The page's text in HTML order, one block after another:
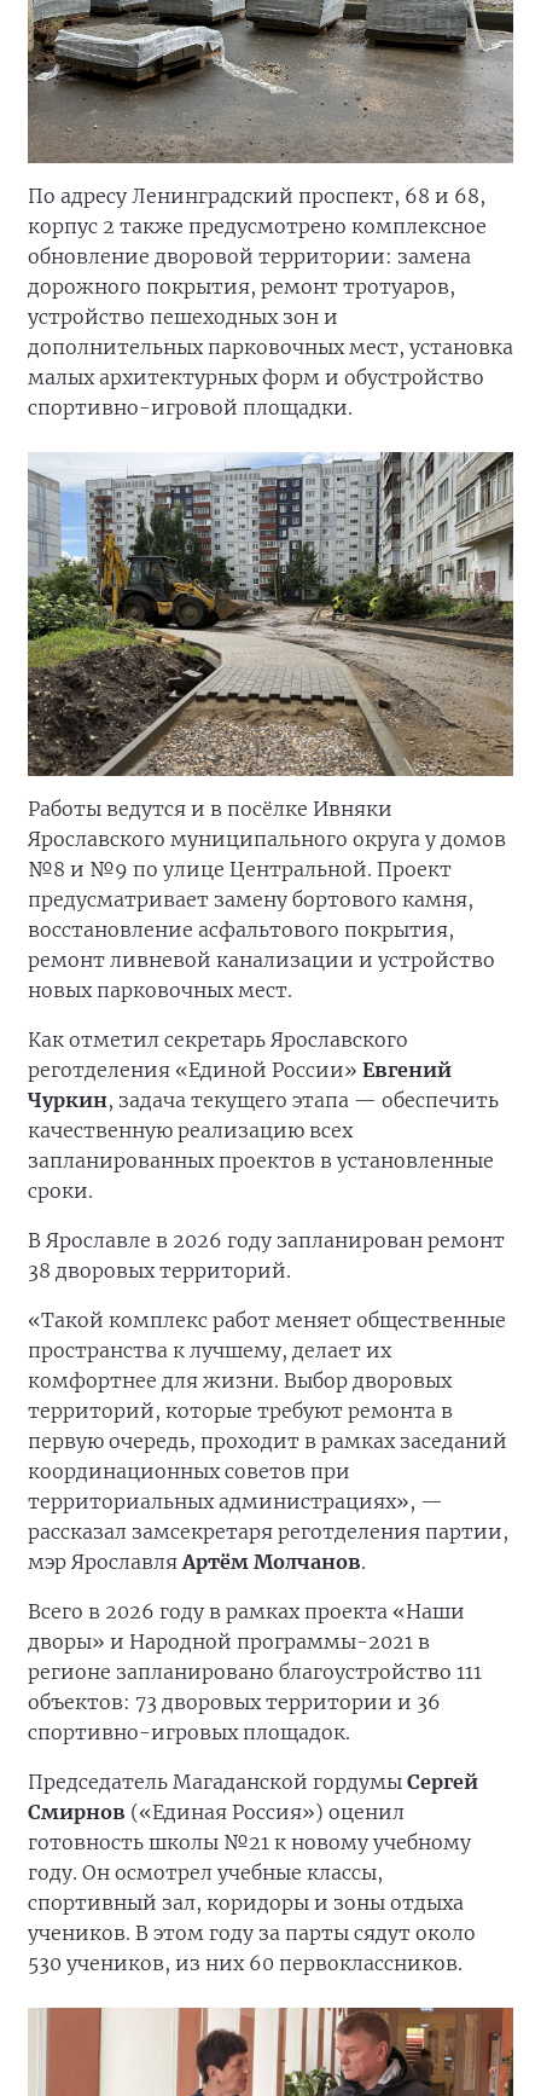
По адресу Ленинградский проспект, 68 и 68,
корпус 2 также предусмотрено комплексное
обновление дворовой территории: замена
дорожного покрытия, ремонт тротуаров,
устройство пешеходных зон и
дополнительных парковочных мест, установка
малых архитектурных форм и обустройство
спортивно-игровой площадки.
Работы ведутся и в посёлке Ивняки
Ярославского муниципального округа у домов
№8 и №9 по улице Центральной. Проект
предусматривает замену бортового камня,
восстановление асфальтового покрытия,
ремонт ливневой канализации и устройство
новых парковочных мест.
Как отметил секретарь Ярославского
реготделения «Единой России» Евгений
Чуркин, задача текущего этапа — обеспечить
качественную реализацию всех
запланированных проектов в установленные
сроки.
В Ярославле в 2026 году запланирован ремонт
38 дворовых территорий.
«Такой комплекс работ меняет общественные
пространства к лучшему, делает их
комфортнее для жизни. Выбор дворовых
территорий, которые требуют ремонта в
первую очередь, проходит в рамках заседаний
координационных советов при
территориальных администрациях», —
рассказал замсекретаря реготделения партии,
мэр ЯрославляАртём Молчанов.
Всего в 2026 году в рамках проекта «Наши
дворы» и Народной программы-2021 в
регионе запланировано благоустройство 111
объектов: 73 дворовых территории и 36
спортивно-игровых площадок.
Председатель Магаданской гордумы Сергей
Смирнов («Единая Россия») оценил
готовность школы №21 к новому учебному
году. Он осмотрел учебные классы,
спортивный зал, коридоры и зоны отдыха
учеников. В этом году за парты сядут около
530 учеников, из них 60 первоклассников.